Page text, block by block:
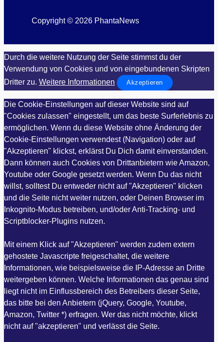
Copyright © 2026 PhantaNews
Durch die weitere Nutzung der Seite stimmst du der
Verwendung von Cookies und von eingebundenen Skripten
Dritter zu. Weitere Informationen Akzeptieren
Die Cookie-Einstellungen auf dieser Website sind auf
"Cookies zulassen" eingestellt, um das beste Surferlebnis zu
ermöglichen. Wenn du diese Website ohne Änderung der
Cookie-Einstellungen verwendest (Navigation) oder auf
"Akzeptieren" klickst, erklärst Du Dich damit einverstanden.
Dann können auch Cookies von Drittanbietern wie Amazon,
Youtube oder Google gesetzt werden. Wenn Du das nicht
willst, solltest Du entweder nicht auf "Akzeptieren" klicken
und die Seite nicht weiter nutzen, oder Deinen Browser im
Inkognito-Modus betreiben, und/oder Anti-Tracking- und
Scriptblocker-Plugins nutzen.
Mit einem Klick auf "Akzeptieren" werden zudem extern
gehostete Javascripte freigeschaltet, die weitere
Informationen, wie beispielsweise die IP-Adresse an Dritte
weitergeben können. Welche Informationen das genau sind
liegt nicht im Einflussbereich des Betreibers dieser Seite,
das bitte bei den Anbietern (jQuery, Google, Youtube,
Amazon, Twitter *) erfragen. Wer das nicht möchte, klickt
nicht auf "akzeptieren" und verlässt die Seite.